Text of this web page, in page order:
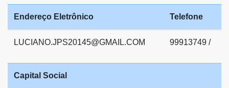
Endereço Eletrônico Telefone
LUCIANO.JPS20145@GMAIL.COM 99913749 /
Capital Social